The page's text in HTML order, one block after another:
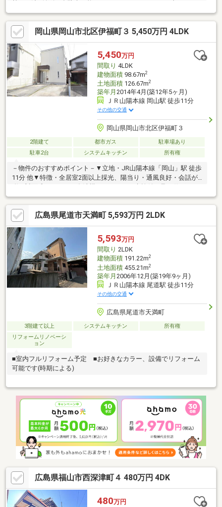
る）■便利な全居室収納スペース付■季節物の衣類もスッキリ収納
できるウォークインクローゼット■環境と家計に優しいオール電
化住宅（エコキュート）■太陽光発電システム３.７Ｋｗ周辺環境●
新鮮市場きむら岡山大供店まで約40ｍ（徒歩1分）●ローソン岡山
大供本町店まで約360ｍ（徒歩5分）●大供本町西公園まで約270ｍ
（徒歩4分）●岡山市立鹿田小学校まで約350ｍ（徒歩5分）●岡山
市立桑田中学校まで約550ｍ（徒歩7分）
岡山県岡山市北区伊福町３ 5,450万円 4LDK
5,450万円
間取り 4LDK
建物面積98.67m2
土地面積126.67m2
築年月 2014年4月(築12年5ヶ月)
ＪＲ山陽本線 岡山駅 徒歩11分
その他の交通
岡山県岡山市北区伊福町３
2階建て 都市ガス
駐車場あり
駐車2台
システムキッチン 所有権
－物件のおすすめポイント－▼立地・JR山陽本線「岡山」駅 徒歩
11分 他▼特徴・全居室2面以上採光、陽当り・通風良好・会話が
くつろげる和室有・駐車場並列2台分有(車種による)・即お引渡し
可能(残金精算後)▼2025年1月内外装リフォーム済【交換】キッチ
ン、洗面化粧台、24時間換気、ウッドデッキ 等【その他】クロス
貼替(2階トイレ以外)、畳表替 他▼周辺環境・上伊福東公園 徒歩2
分(約160m)■ ご希望の住まい探しをお手伝いします
━━━━━・・・物件の詳細・ご相談はお気軽にお問い合わせく
ださい。
広島県尾道市天満町 5,593万円 2LDK
5,593万円
間取り 2LDK
建物面積191.22m2
土地面積455.21m2
築年月 2006年12月(築19年9ヶ月)
ＪＲ山陽本線 尾道駅 徒歩11分
その他の交通
広島県尾道市天満町
3階建て以上 システムキッチン
所有権
リフォームリノベーシ
ョン
■室内フルリフォーム予定 ■お好きなカラー、設備でリフォーム
可能です(時期による)
広島県福山市西深津町４ 480万円 4DK
480万円